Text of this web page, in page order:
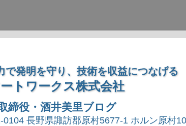
で発明を守り、技術を収益につなげる
トワークス株式会社
締役・酒井美里ブログ
0104 長野県諏訪郡原村5677-1 ホルン原村